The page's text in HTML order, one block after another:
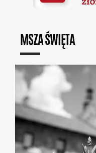
MSZA ŚWIĘTA